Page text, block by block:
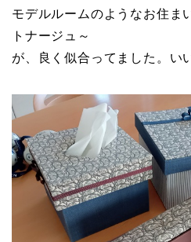
モデルルームのようなお住ま
トナージュ～
が、良く似合ってました。い